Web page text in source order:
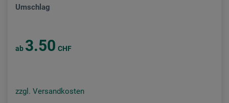
Umschlag
ab 3.50 CHF
zzgl. Versandkosten